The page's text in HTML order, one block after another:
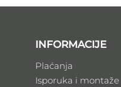
INFORMACIJE
Plaćanja
Isporuka i montaže